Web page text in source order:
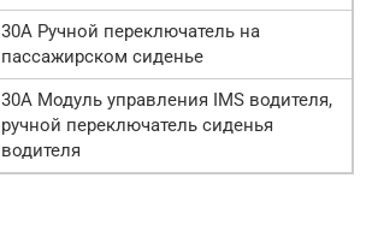
30А Ручной переключатель на
пассажирском сиденье
30А Модуль управления IMS водителя,
ручной переключатель сиденья
водителя